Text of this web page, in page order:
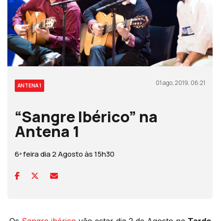
ANTENA 1 01 ago, 2019, 06:21
“Sangre Ibérico” na
Antena 1
6ª feira dia 2 Agosto às 15h30